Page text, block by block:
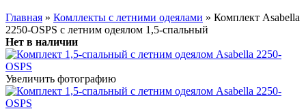
Главная » Комллекты с летними одеялами » Комплект Asabella
2250-OSPS с летним одеялом 1,5-спальный
Нет в наличии
Увеличить фотографию